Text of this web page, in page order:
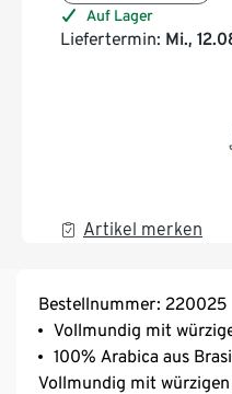
Auf Lager
Liefertermin: Mi.,
Artikel merken
Bestellnummer: 220025
Vollmundig mit
100% Arabica aus
Vollmundig mit